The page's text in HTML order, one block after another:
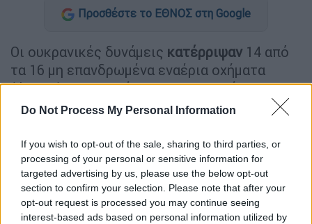
Do Not Process My Personal Information
If you wish to opt-out of the sale, sharing to third parties, or
processing of your personal or sensitive information for
targeted advertising by us, please use the below opt-out
section to confirm your selection. Please note that after your
opt-out request is processed you may continue seeing
interest-based ads based on personal information utilized by
Προσθέστε το ΕΘΝΟΣ στη Google
Οι ουκρανικές δυνάμεις κατέρριψαν 14 από
τα 16 μη επανδρωμένα εναέρια οχήματα
(drones) που εξαπέλυσαν οι ρωσικές
δυνάμεις σε επίθεσή τους στη διάρκεια της
αεροπορία τηςΟυκρανίας. «Τα συστήματά
μας αντιαεροπορικής άμυνας επιχείρησαν
στις περιφέρειες Τσερκάσι, Κιροβοχράντ,
Πολτάβα και Σούμι», ανέφερε σε ανακοίνωσή
της.